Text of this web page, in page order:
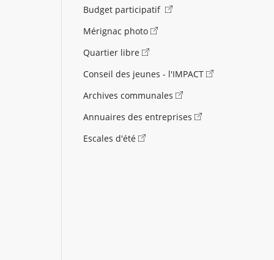
Budget participatif
Mérignac photo
Quartier libre
Conseil des jeunes - l'IMPACT
Archives communales
Annuaires des entreprises
Escales d'été